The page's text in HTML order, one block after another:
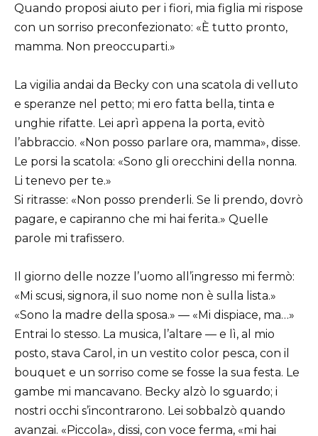
Quando proposi aiuto per i fiori, mia figlia mi rispose
con un sorriso preconfezionato: «È tutto pronto,
mamma. Non preoccuparti.»
La vigilia andai da Becky con una scatola di velluto
e speranze nel petto; mi ero fatta bella, tinta e
unghie rifatte. Lei aprì appena la porta, evitò
l’abbraccio. «Non posso parlare ora, mamma», disse.
Le porsi la scatola: «Sono gli orecchini della nonna.
Li tenevo per te.»
Si ritrasse: «Non posso prenderli. Se li prendo, dovrò
pagare, e capiranno che mi hai ferita.» Quelle
parole mi trafissero.
Il giorno delle nozze l’uomo all’ingresso mi fermò:
«Mi scusi, signora, il suo nome non è sulla lista.»
«Sono la madre della sposa.» — «Mi dispiace, ma…»
Entrai lo stesso. La musica, l’altare — e lì, al mio
posto, stava Carol, in un vestito color pesca, con il
bouquet e un sorriso come se fosse la sua festa. Le
gambe mi mancavano. Becky alzò lo sguardo; i
nostri occhi s’incontrarono. Lei sobbalzò quando
avanzai. «Piccola», dissi, con voce ferma, «mi hai